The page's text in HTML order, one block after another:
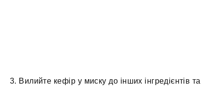
3. Вилийте кефір у миску до інших інгредієнтів та